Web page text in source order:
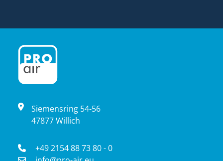
Siemensring 54-56
47877 Willich
+49 2154 88 73 80 - 0